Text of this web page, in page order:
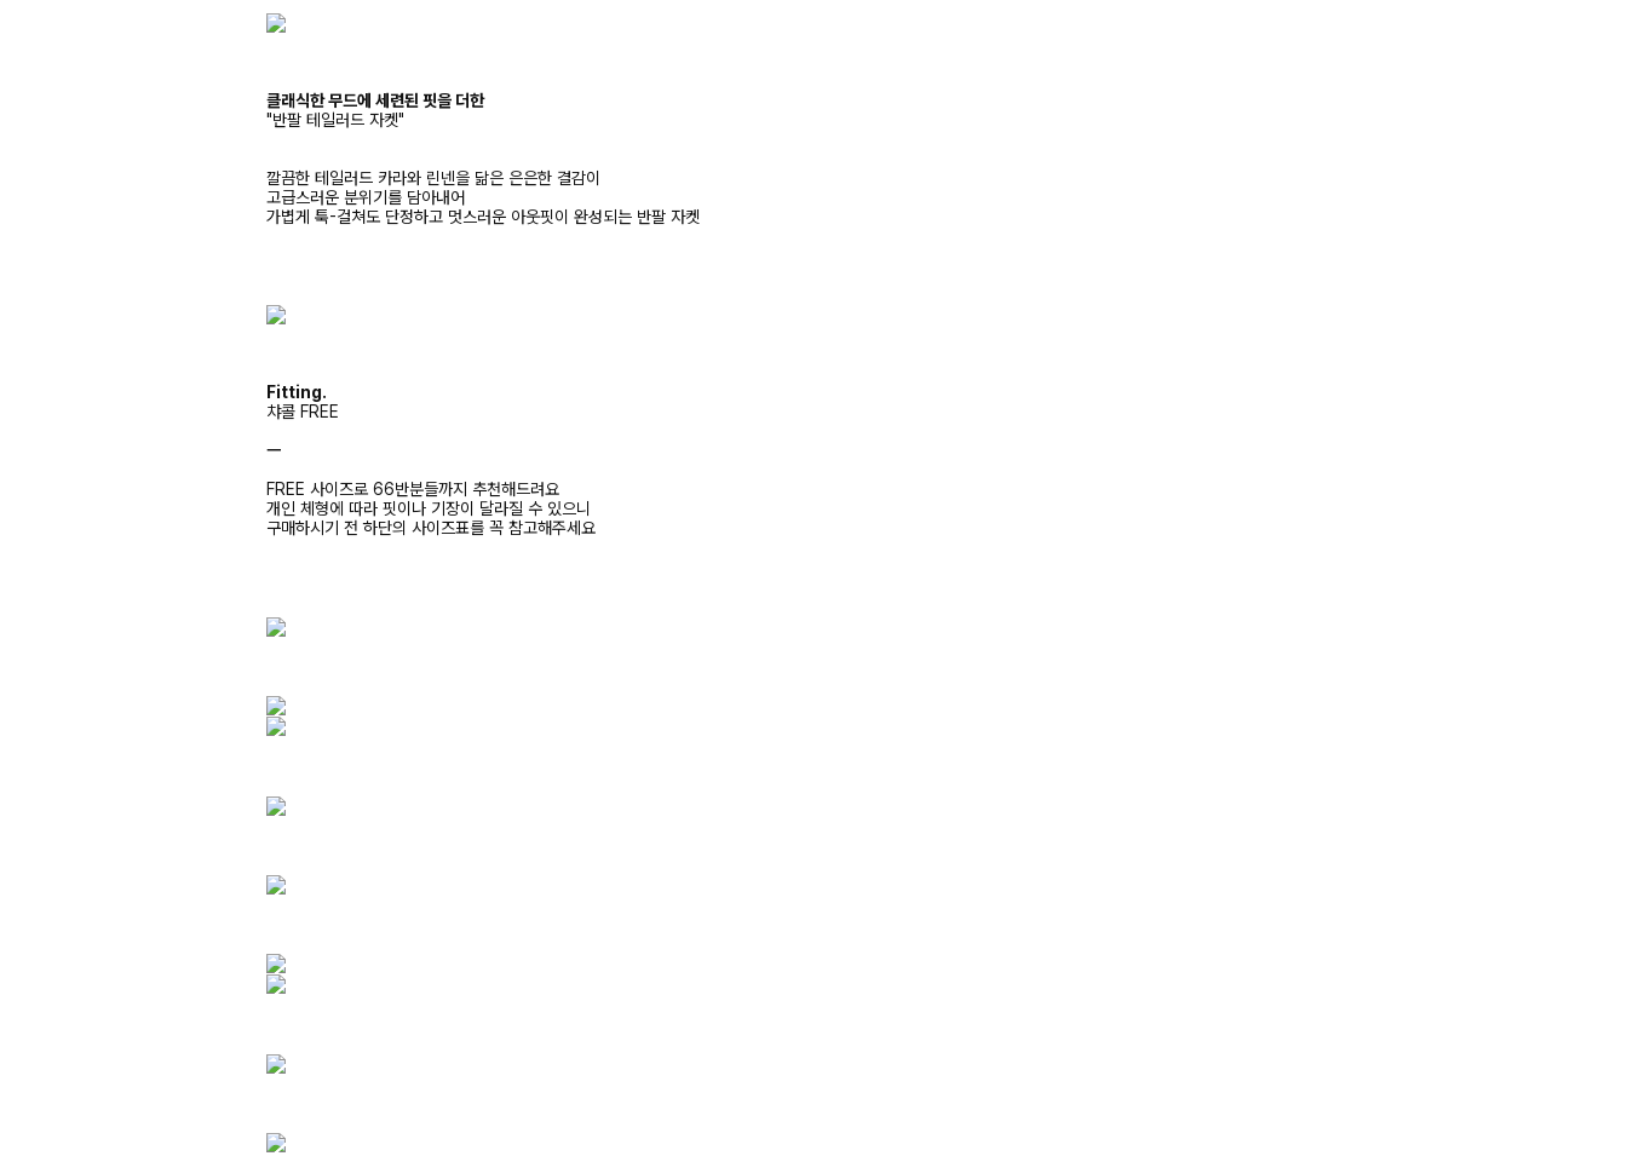
클래식한 무드에 세련된 핏을 더한
"반팔 테일러드 자켓"
깔끔한 테일러드 카라와 린넨을 닮은 은은한 결감이
고급스러운 분위기를 담아내어
가볍게 툭-걸쳐도 단정하고 멋스러운 아웃핏이 완성되는 반팔 자켓
Fitting.
챠콜 FREE
ㅡ
FREE 사이즈로 66반분들까지 추천해드려요
개인 체형에 따라 핏이나 기장이 달라질 수 있으니
구매하시기 전 하단의 사이즈표를 꼭 참고해주세요